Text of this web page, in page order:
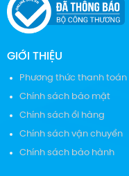
GIỚI THIỆU
Phương thức thanh toán
Chính sách bảo mật
Chính sách ổi hàng
Chính sách vận chuyển
Chính sách bảo hành